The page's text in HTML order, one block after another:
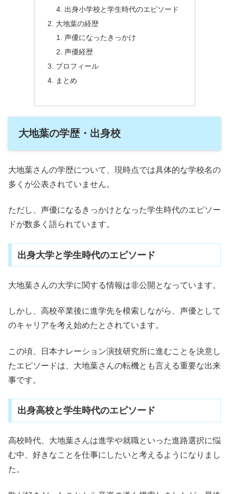
出身小学校と学生時代のエピソード
大地葉の経歴
声優になったきっかけ
声優経歴
プロフィール
まとめ
大地葉の学歴・出身校
大地葉さんの学歴について、現時点では具体的な学校名の
多くが公表されていません。
ただし、声優になるきっかけとなった学生時代のエピソー
ドが数多く語られています。
出身大学と学生時代のエピソード
大地葉さんの大学に関する情報は非公開となっています。
しかし、高校卒業後に進学先を模索しながら、声優として
のキャリアを考え始めたとされています。
この頃、日本ナレーション演技研究所に進むことを決意し
たエピソードは、大地葉さんの転機とも言える重要な出来
事です。
出身高校と学生時代のエピソード
高校時代、大地葉さんは進学や就職といった進路選択に悩
む中、好きなことを仕事にしたいと考えるようになりまし
た。